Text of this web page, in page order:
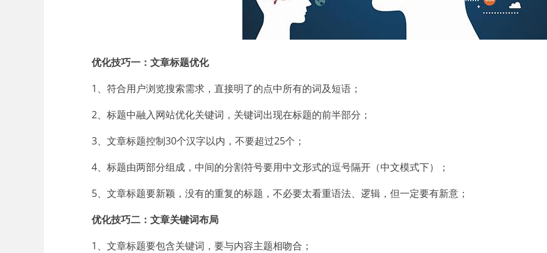
优化技巧一：文章标题优化
1、符合用户浏览搜索需求，直接明了的点中所有的词及短语；
2、标题中融入网站优化关键词，关键词出现在标题的前半部分；
3、文章标题控制30个汉字以内，不要超过25个；
4、标题由两部分组成，中间的分割符号要用中文形式的逗号隔开（中文模式下）；
5、文章标题要新颖，没有的重复的标题，不必要太看重语法、逻辑，但一定要有新意；
优化技巧二：文章关键词布局
1、文章标题要包含关键词，要与内容主题相吻合；